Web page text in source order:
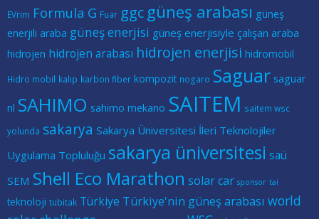
EVrim Formula G Fuar ggc güneş arabası güneş
enerjili araba güneş enerjisi güneş enerjisiyle çalışan araba
hidrojen hidrojen arabası hidrojen enerjisi hidromobil
Hidro mobil kalıp karbon fiber kompozit nogaro Saguar saguar
nl SAHIMO sahimo mekano SAITEM saitem wsc
yolunda sakarya Sakarya Üniversitesi İleri Teknolojiler
Uygulama Topluluğu sakarya üniversitesi saü
SEM Shell Eco Marathon solar car sponsor tai
teknoloji tubitak Türkiye Türkiye'nin güneş arabası world